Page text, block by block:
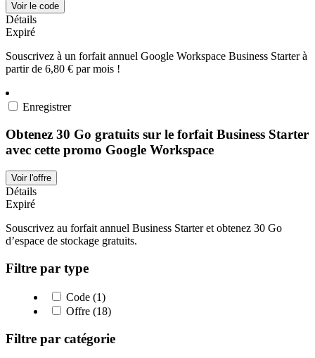
Voir le code
Détails
Expiré
Souscrivez à un forfait annuel Google Workspace Business Starter à
partir de 6,80 € par mois !
Enregistrer
Obtenez 30 Go gratuits sur le forfait Business Starter
avec cette promo Google Workspace
Voir l'offre
Détails
Expiré
Souscrivez au forfait annuel Business Starter et obtenez 30 Go
d’espace de stockage gratuits.
Filtre par type
Code (1)
Offre (18)
Filtre par catégorie